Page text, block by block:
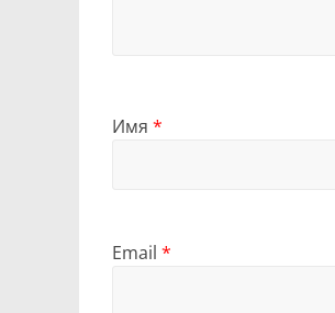
Имя *
Email *